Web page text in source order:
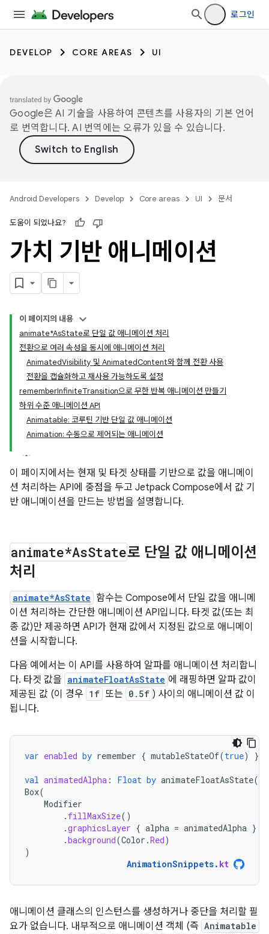
로그인
DEVELOP CORE AREAS UI
Google은 AI 기술을 사용하여 콘텐츠를 사용자의 기본 언어
로 번역합니다. AI 번역에는 오류가 있을 수 있습니다.
Android Developers Develop Core areas UI 문서
도움이 되었나요?
가치 기반 애니메이션
이 페이지의 내용
animate*AsState로 단일 값 애니메이션 처리
전환으로 여러 속성을 동시에 애니메이션 처리
AnimatedVisibility 및 AnimatedContent와 함께 전환 사용
전환을 캡슐화하고 재사용 가능하도록 설정
rememberInfiniteTransition으로 무한 반복 애니메이션 만들기
하위 수준 애니메이션 API
Animatable: 코루틴 기반 단일 값 애니메이션
Animation: 수동으로 제어되는 애니메이션
이 페이지에서는 현재 및 타겟 상태를 기반으로 값을 애니메이
션 처리하는 API에 중점을 두고 Jetpack Compose에서 값 기
반 애니메이션을 만드는 방법을 설명합니다.
animate*AsState로 단일 값 애니메이션
처리
animate*AsState 함수는 Compose에서 단일 값을 애니메
이션 처리하는 간단한 애니메이션 API입니다. 타겟 값(또는 최
종 값)만 제공하면 API가 현재 값에서 지정된 값으로 애니메이
션을 시작합니다.
다음 예에서는 이 API를 사용하여 알파를 애니메이션 처리합니
다. 타겟 값을 animateFloatAsState 에 래핑하면 알파 값이
제공된 값 (이 경우 1f 또는 0.5f ) 사이의 애니메이션 값 이
됩니다.
var enabled by remember { mutableStateOf(true) }
val animatedAlpha : Float by animateFloatAsState(
Box(
Modifier
. fillMaxSize()
.graphicsLayer { alpha = animatedAlpha }
.background(Color .Red)
)
AnimationSnippets. kt
애니메이션 클래스의 인스턴스를 생성하거나 중단을 처리할 필
요가 없습니다. 내부적으로 애니메이션 객체 (즉 Animatable